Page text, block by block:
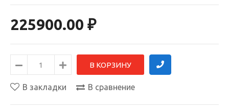
225900.00 ₽
В закладки В сравнение